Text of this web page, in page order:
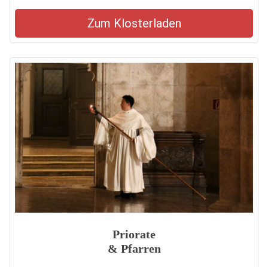
Zum Klosterladen
Priorate
& Pfarren